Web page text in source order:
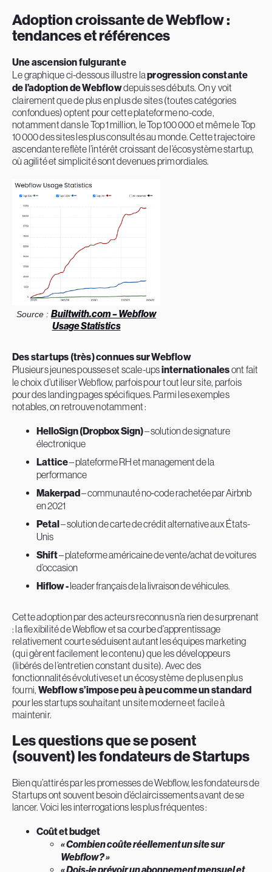
Adoption croissante de Webflow :
tendances et références
Une ascension fulgurante
Le graphique ci-dessous illustre laprogression constante
de l’adoption de Webflowdepuis ses débuts. On y voit
clairement que de plus en plus de sites (toutes catégories
confondues) optent pour cette plateforme no-code,
notamment dans le Top 1 million, le Top 100 000 et même le Top
10 000 des sites les plus consultés au monde. Cette trajectoire
ascendante reflète l’intérêt croissant de l’écosystème startup,
où agilité et simplicité sont devenues primordiales.
Source : Builtwith.com – Webflow
Usage Statistics
Des startups (très) connues sur Webflow
Plusieurs jeunes pousses et scale-upsinternationalesont fait
le choix d’utiliser Webflow, parfois pour tout leur site, parfois
pour des landing pages spécifiques. Parmi les exemples
notables, on retrouve notamment :
HelloSign (Dropbox Sign)– solution de signature
électronique
Lattice– plateforme RH et management de la
performance
Makerpad – communauté no-code rachetée par Airbnb
en 2021
Petal – solution de carte de crédit alternative aux États-
Unis
Shift– plateforme américaine de vente/achat de voitures
d’occasion
Hiflow -leader français de la livraison de véhicules.
Cette adoption par des acteurs reconnus n’a rien de surprenant
: la flexibilité de Webflow et sa courbe d’apprentissage
relativement courte séduisent autant les équipes marketing
(qui gèrent facilement le contenu) que les développeurs
(libérés de l’entretien constant du site). Avec des
fonctionnalités évolutives et un écosystème de plus en plus
fourni, Webflow s’impose peu à peu comme un standard
pour les startups souhaitant un site moderne et facile à
maintenir.
Les questions que se posent
(souvent) les fondateurs de Startups
Bien qu’attirés par les promesses de Webflow, les fondateurs de
Startups ont souvent besoin d’éclaircissements avant de se
lancer. Voici les interrogations les plus fréquentes :
Coût et budget
« Combien coûte réellement un site sur
Webflow ? »